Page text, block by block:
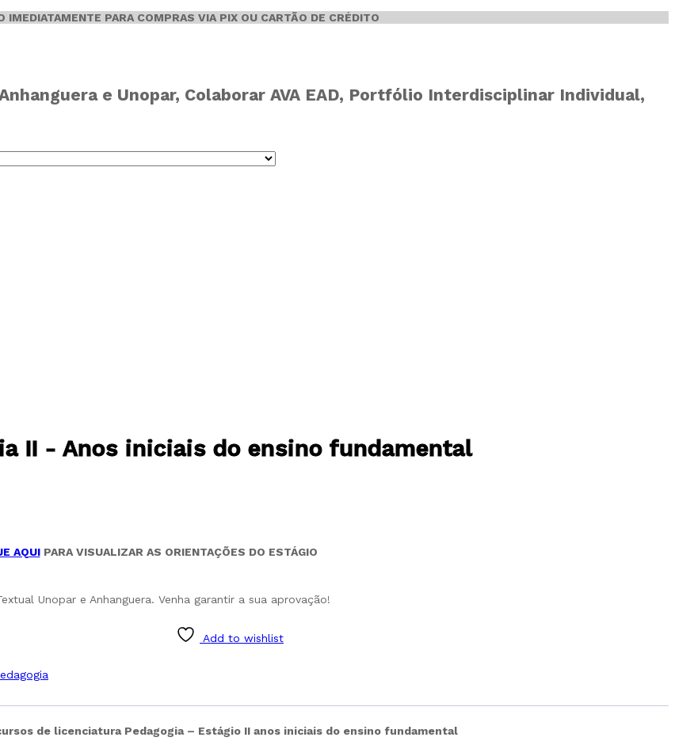
IMEDIATAMENTE PARA COMPRAS VIA PIX OU CARTÃO DE CRÉDITO
e Unopar, Colaborar AVA EAD, Portfólio Interdisciplinar Individual,
II - Anos iniciais do ensino fundamental
AQUIPARA VISUALIZAR AS ORIENTAÇÕES DO ESTÁGIO
Unopar e Anhanguera. Venha garantir a sua aprovação!
Add to wishlist
de licenciatura Pedagogia – Estágio II anos iniciais do ensino fundamental